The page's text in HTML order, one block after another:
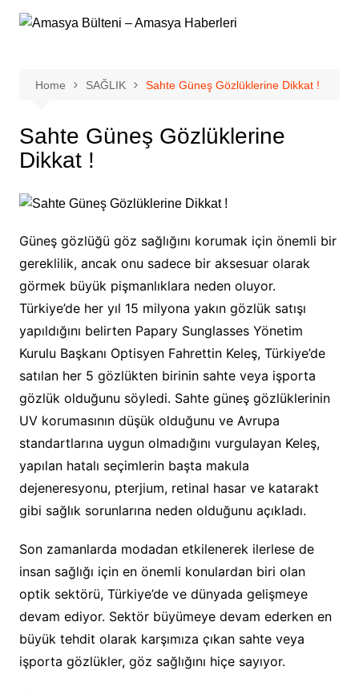
Home SAĞLIK Sahte Güneş Gözlüklerine Dikkat !
Sahte Güneş Gözlüklerine
Dikkat !
Güneş gözlüğü göz sağlığını korumak için önemli bir
gereklilik, ancak onu sadece bir aksesuar olarak
görmek büyük pişmanlıklara neden oluyor.
Türkiye’de her yıl 15 milyona yakın gözlük satışı
yapıldığını belirten Papary Sunglasses Yönetim
Kurulu Başkanı Optisyen Fahrettin Keleş, Türkiye’de
satılan her 5 gözlükten birinin sahte veya işporta
gözlük olduğunu söyledi. Sahte güneş gözlüklerinin
UV korumasının düşük olduğunu ve Avrupa
standartlarına uygun olmadığını vurgulayan Keleş,
yapılan hatalı seçimlerin başta makula
dejeneresyonu, pterjium, retinal hasar ve katarakt
gibi sağlık sorunlarına neden olduğunu açıkladı.
Son zamanlarda modadan etkilenerek ilerlese de
insan sağlığı için en önemli konulardan biri olan
optik sektörü, Türkiye’de ve dünyada gelişmeye
devam ediyor. Sektör büyümeye devam ederken en
büyük tehdit olarak karşımıza çıkan sahte veya
işporta gözlükler, göz sağlığını hiçe sayıyor.